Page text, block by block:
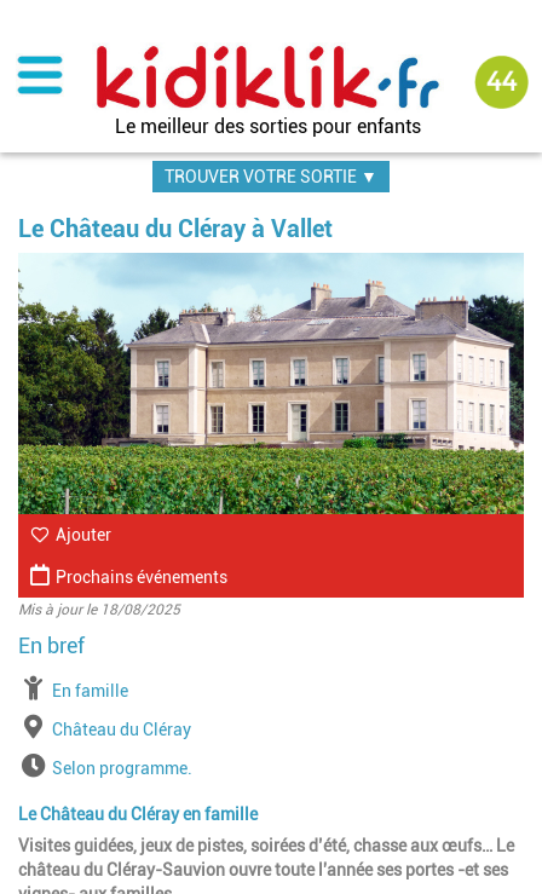
contenu
principal
Le meilleur des sorties pour enfants
TROUVER VOTRE SORTIE ▼
Le Château du Cléray à Vallet
Ajouter
Prochains événements
Mis à jour le 18/08/2025
à partir de
En famille
Lieu
Château du Cléray
HorairesSelon programme.
Le Château du Cléray en famille
Visites guidées, jeux de pistes, soirées d’été, chasse aux œufs… Le
château du Cléray-Sauvion ouvre toute l'annéeses portes -et ses